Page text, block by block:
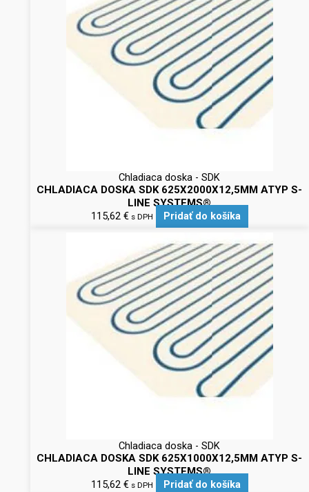
Chladiaca doska - SDK
CHLADIACA DOSKA SDK 625X2000X12,5MM ATYP S-
LINE SYSTEMS®
115,62 €s DPH Pridať do košíka
Chladiaca doska - SDK
CHLADIACA DOSKA SDK 625X1000X12,5MM ATYP S-
LINE SYSTEMS®
115,62 €s DPH Pridať do košíka